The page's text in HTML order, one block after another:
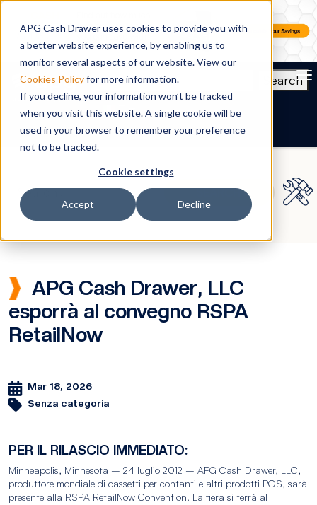
APG Cash Drawer uses cookies to provide you with
a better website experience, by enabling us to
monitor several aspects of our website. View our
Cookies Policyfor more information.
If you decline, your information won’t be tracked
when you visit this website. A single cookie will be
used in your browser to remember your preference
not to be tracked.
Cookie settings
Accept Decline
Search
IT
APG Cash Drawer, LLC
esporrà al convegno RSPA
RetailNow
Mar 18, 2026
Senza categoria
PER IL RILASCIO IMMEDIATO:
Minneapolis, Minnesota – 24 luglio 2012 – APG Cash Drawer, LLC,
produttore mondiale di cassetti per contanti e altri prodotti POS, sarà
presente alla RSPA RetailNow Convention. La fiera si terrà al